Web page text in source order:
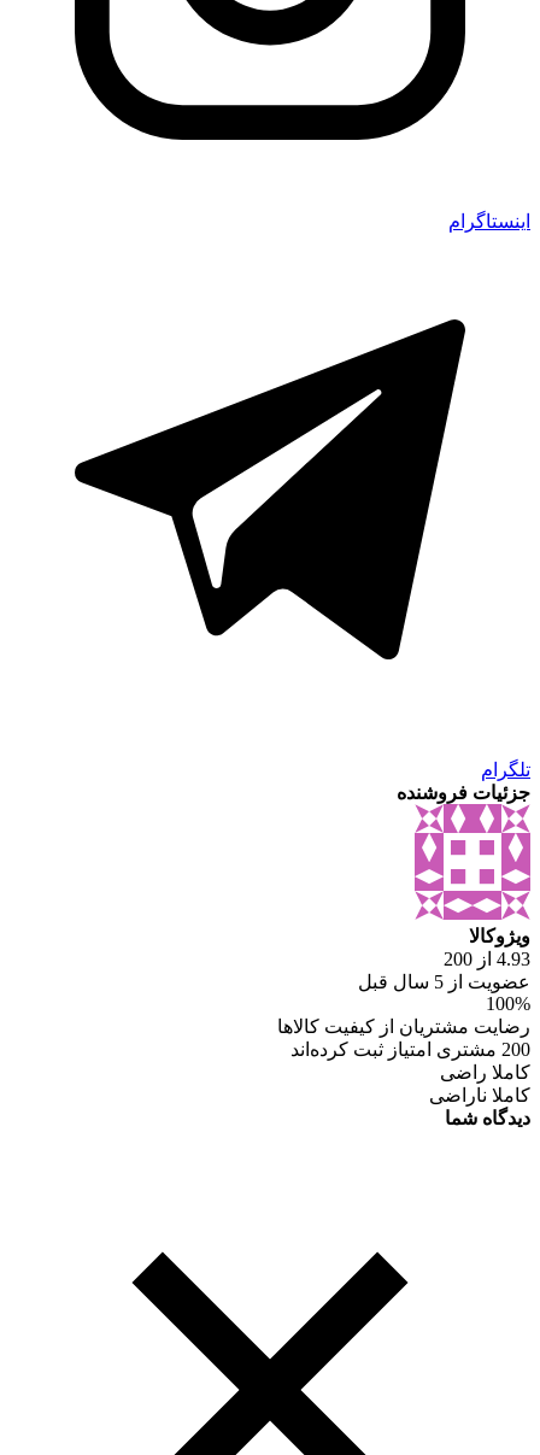
اینستاگرام
تلگرام
جزئیات فروشنده
ویژوکالا
4.93 از 200
عضویت از 5 سال قبل
100%
رضایت مشتریان از کیفیت کالاها
200 مشتری امتیاز ثبت کرده‌اند
کاملا راضی
کاملا ناراضی
دیدگاه شما